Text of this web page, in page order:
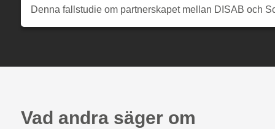
Denna fallstudie om partnerskapet mellan DISAB och
Vad andra säger om